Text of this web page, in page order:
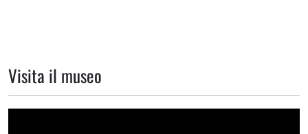
Visita il museo